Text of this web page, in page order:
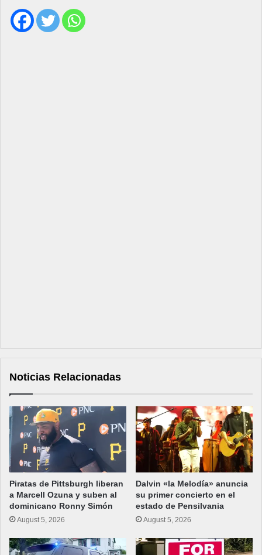
Noticias Relacionadas
Piratas de Pittsburgh liberan
a Marcell Ozuna y suben al
dominicano Ronny Simón
August 5, 2026
Dalvin «la Melodía» anuncia
su primer concierto en el
estado de Pensilvania
August 5, 2026